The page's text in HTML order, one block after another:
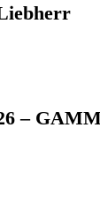
–